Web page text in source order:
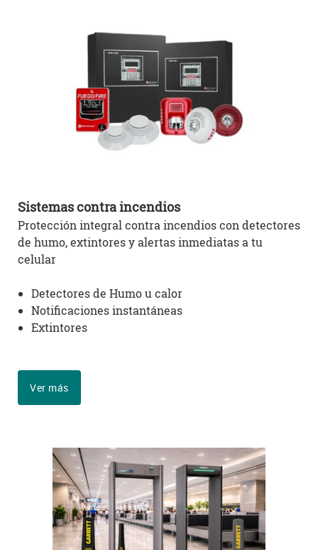
Sistemas contraincendios
Protección integral contra incendios con detectores
de humo, extintores y alertas inmediatas a tu
celular
Detectores de Humo u calor
Notificaciones instantáneas
Extintores
Ver más